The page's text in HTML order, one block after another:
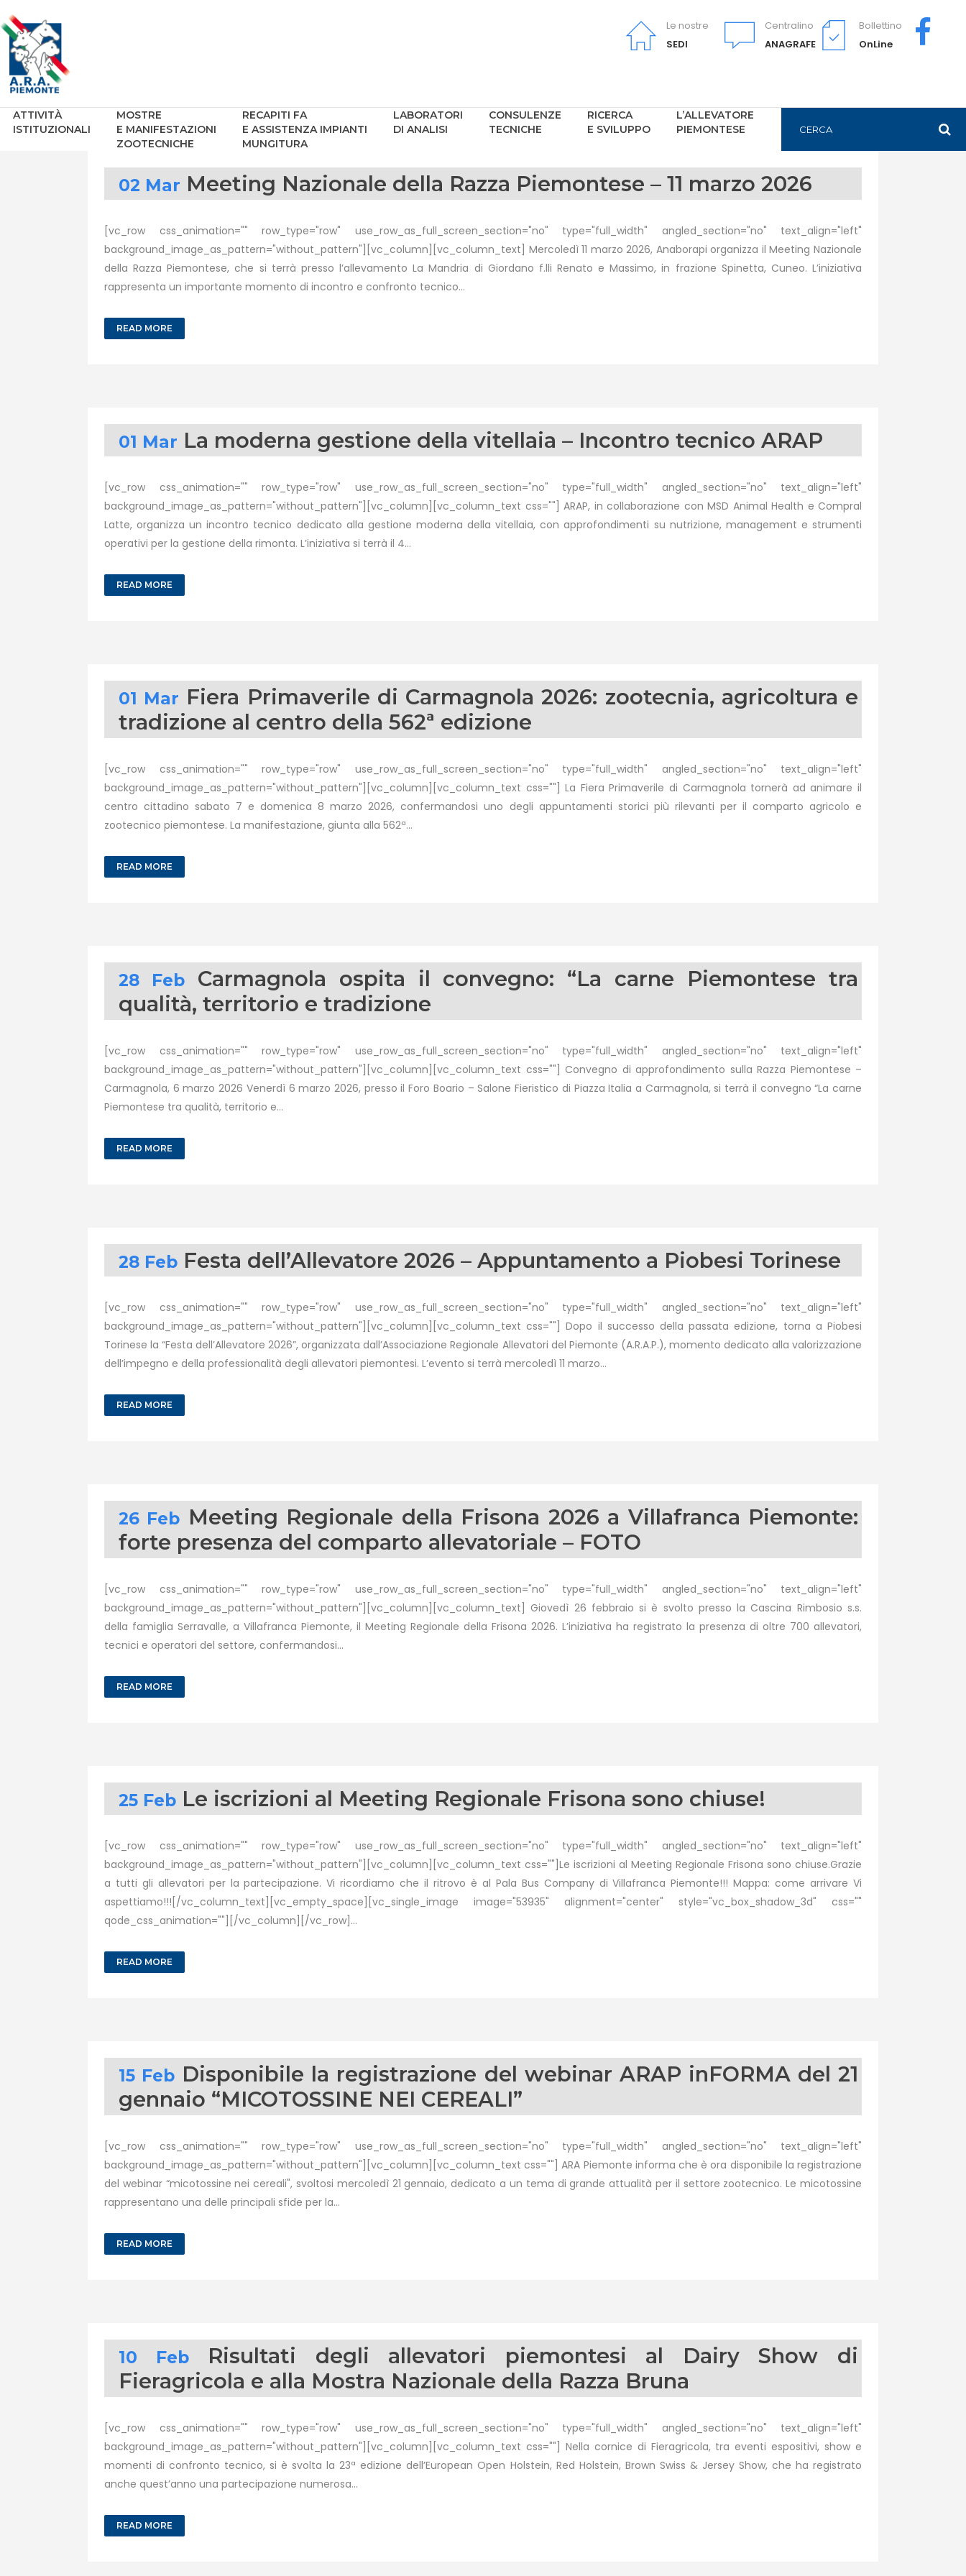
Le nostre
SEDI
Centralino
ANAGRAFE
Bollettino
OnLine
ATTIVITÀ
ISTITUZIONALI
MOSTRE
E MANIFESTAZIONI
ZOOTECNICHE
RECAPITI FA
E ASSISTENZA IMPIANTI
MUNGITURA
LABORATORI
DI ANALISI
CONSULENZE
TECNICHE
RICERCA
E SVILUPPO
L’ALLEVATORE
PIEMONTESE
02 Mar Meeting Nazionale della Razza Piemontese – 11 marzo 2026
[vc_row css_animation="" row_type="row" use_row_as_full_screen_section="no" type="full_width" angled_section="no" text_align="left"
background_image_as_pattern="without_pattern"][vc_column][vc_column_text] Mercoledì 11 marzo 2026, Anaborapi organizza il Meeting Nazionale
della Razza Piemontese, che si terrà presso l’allevamento La Mandria di Giordano f.lli Renato e Massimo, in frazione Spinetta, Cuneo. L’iniziativa
rappresenta un importante momento di incontro e confronto tecnico...
READ MORE
01 Mar La moderna gestione della vitellaia – Incontro tecnico ARAP
[vc_row css_animation="" row_type="row" use_row_as_full_screen_section="no" type="full_width" angled_section="no" text_align="left"
background_image_as_pattern="without_pattern"][vc_column][vc_column_text css=""] ARAP, in collaborazione con MSD Animal Health e Compral
Latte, organizza un incontro tecnico dedicato alla gestione moderna della vitellaia, con approfondimenti su nutrizione, management e strumenti
operativi per la gestione della rimonta. L’iniziativa si terrà il 4...
READ MORE
01 Mar Fiera Primaverile di Carmagnola 2026: zootecnia, agricoltura e
tradizione al centro della 562ª edizione
[vc_row css_animation="" row_type="row" use_row_as_full_screen_section="no" type="full_width" angled_section="no" text_align="left"
background_image_as_pattern="without_pattern"][vc_column][vc_column_text css=""] La Fiera Primaverile di Carmagnola tornerà ad animare il
centro cittadino sabato 7 e domenica 8 marzo 2026, confermandosi uno degli appuntamenti storici più rilevanti per il comparto agricolo e
zootecnico piemontese. La manifestazione, giunta alla 562ª...
READ MORE
28 Feb
Carmagnola ospita il convegno: “La carne Piemontese tra
qualità, territorio e tradizione
[vc_row css_animation="" row_type="row" use_row_as_full_screen_section="no" type="full_width" angled_section="no" text_align="left"
background_image_as_pattern="without_pattern"][vc_column][vc_column_text css=""] Convegno di approfondimento sulla Razza Piemontese –
Carmagnola, 6 marzo 2026 Venerdì 6 marzo 2026, presso il Foro Boario – Salone Fieristico di Piazza Italia a Carmagnola, si terrà il convegno “La carne
Piemontese tra qualità, territorio e...
READ MORE
28 Feb Festa dell’Allevatore 2026 – Appuntamento a Piobesi Torinese
[vc_row css_animation="" row_type="row" use_row_as_full_screen_section="no" type="full_width" angled_section="no" text_align="left"
background_image_as_pattern="without_pattern"][vc_column][vc_column_text css=""] Dopo il successo della passata edizione, torna a Piobesi
Torinese la “Festa dell’Allevatore 2026”, organizzata dall’Associazione Regionale Allevatori del Piemonte (A.R.A.P.), momento dedicato alla valorizzazione
dell’impegno e della professionalità degli allevatori piemontesi. L’evento si terrà mercoledì 11 marzo...
READ MORE
26 Feb Meeting Regionale della Frisona 2026 a Villafranca Piemonte:
forte presenza del comparto allevatoriale – FOTO
[vc_row css_animation="" row_type="row" use_row_as_full_screen_section="no" type="full_width" angled_section="no" text_align="left"
background_image_as_pattern="without_pattern"][vc_column][vc_column_text] Giovedì 26 febbraio si è svolto presso la Cascina Rimbosio s.s.
della famiglia Serravalle, a Villafranca Piemonte, il Meeting Regionale della Frisona 2026. L’iniziativa ha registrato la presenza di oltre 700 allevatori,
tecnici e operatori del settore, confermandosi...
READ MORE
25 Feb Le iscrizioni al Meeting Regionale Frisona sono chiuse!
[vc_row css_animation="" row_type="row" use_row_as_full_screen_section="no" type="full_width" angled_section="no" text_align="left"
background_image_as_pattern="without_pattern"][vc_column][vc_column_text css=""]Le iscrizioni al Meeting Regionale Frisona sono chiuse.Grazie
a tutti gli allevatori per la partecipazione. Vi ricordiamo che il ritrovo è al Pala Bus Company di Villafranca Piemonte!!! Mappa: come arrivare Vi
aspettiamo!!![/vc_column_text][vc_empty_space][vc_single_image image="53935" alignment="center" style="vc_box_shadow_3d" css=""
qode_css_animation=""][/vc_column][/vc_row]...
READ MORE
15 Feb Disponibile la registrazione del webinar ARAP inFORMA del 21
gennaio “MICOTOSSINE NEI CEREALI”
[vc_row css_animation="" row_type="row" use_row_as_full_screen_section="no" type="full_width" angled_section="no" text_align="left"
background_image_as_pattern="without_pattern"][vc_column][vc_column_text css=""] ARA Piemonte informa che è ora disponibile la registrazione
del webinar “micotossine nei cereali", svoltosi mercoledì 21 gennaio, dedicato a un tema di grande attualità per il settore zootecnico. Le micotossine
rappresentano una delle principali sfide per la...
READ MORE
10 Feb
Risultati degli allevatori piemontesi al Dairy Show di
Fieragricola e alla Mostra Nazionale della Razza Bruna
[vc_row css_animation="" row_type="row" use_row_as_full_screen_section="no" type="full_width" angled_section="no" text_align="left"
background_image_as_pattern="without_pattern"][vc_column][vc_column_text css=""] Nella cornice di Fieragricola, tra eventi espositivi, show e
momenti di confronto tecnico, si è svolta la 23ª edizione dell’European Open Holstein, Red Holstein, Brown Swiss & Jersey Show, che ha registrato
anche quest’anno una partecipazione numerosa...
READ MORE